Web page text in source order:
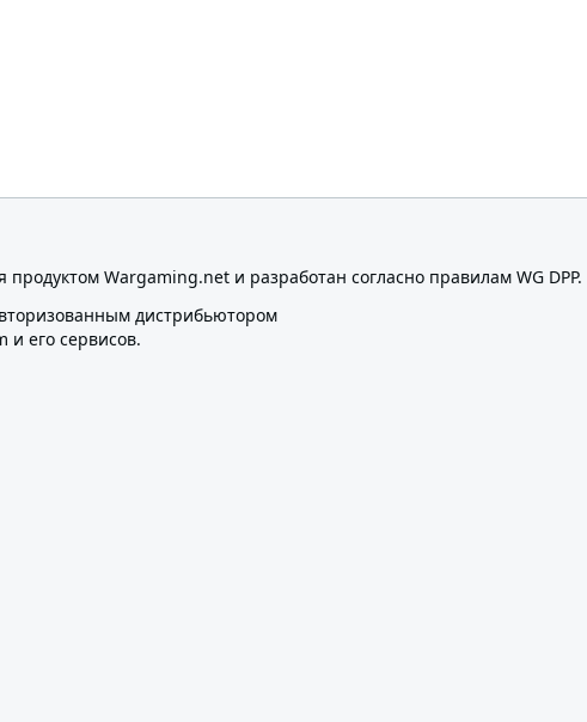
продуктом Wargaming.net и разработан согласно правилам WG DPP.
дистрибьютором
и его сервисов.